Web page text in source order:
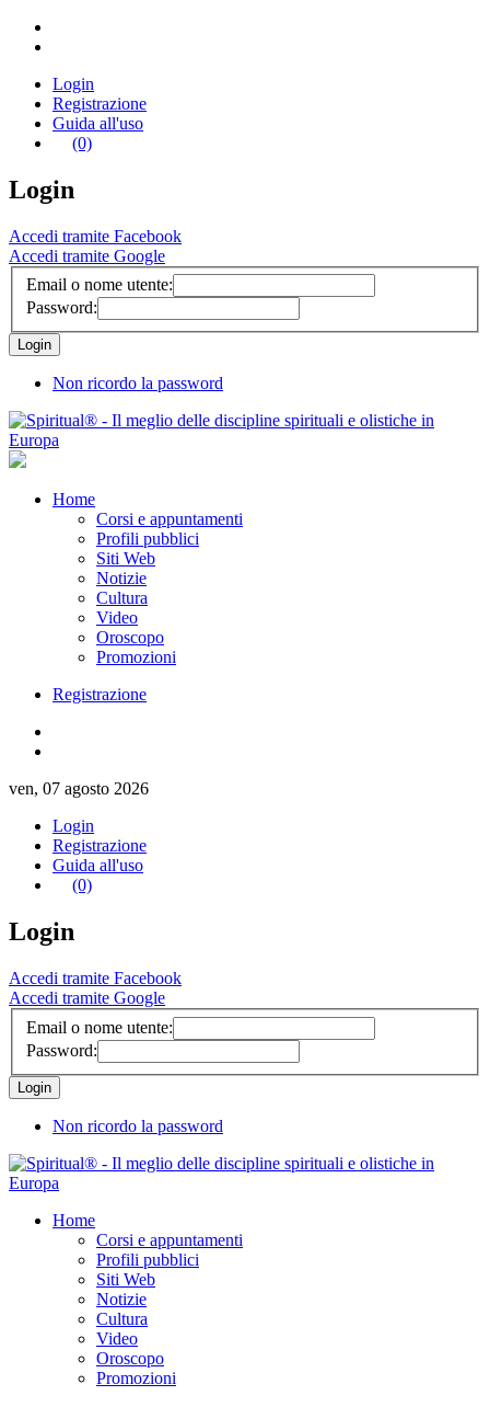
Login
Registrazione
Guida all'uso
(0)
Login
Accedi tramite Facebook
Accedi tramite Google
Email o nome utente:
Password:
Non ricordo la password
Home
Corsi e appuntamenti
Profili pubblici
Siti Web
Notizie
Cultura
Video
Oroscopo
Promozioni
Registrazione
ven, 07 agosto 2026
Login
Registrazione
Guida all'uso
(0)
Login
Accedi tramite Facebook
Accedi tramite Google
Email o nome utente:
Password:
Non ricordo la password
Home
Corsi e appuntamenti
Profili pubblici
Siti Web
Notizie
Cultura
Video
Oroscopo
Promozioni